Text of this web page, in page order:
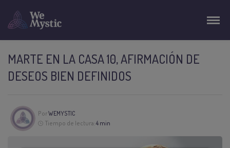
MARTE EN LA CASA 10, AFIRMACIÓN DE
DESEOS BIEN DEFINIDOS
PorWEMYSTIC
Tiempo de lectura:4 min